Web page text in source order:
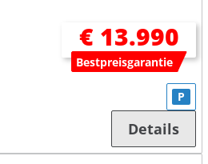
€ 13.990
Bestpreisgarantie
P
Details